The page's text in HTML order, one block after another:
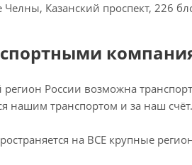
Челны, Казанский проспект, 226
регион России возможна
нашим транспортом и за наш счёт.
на ВСЕ крупные